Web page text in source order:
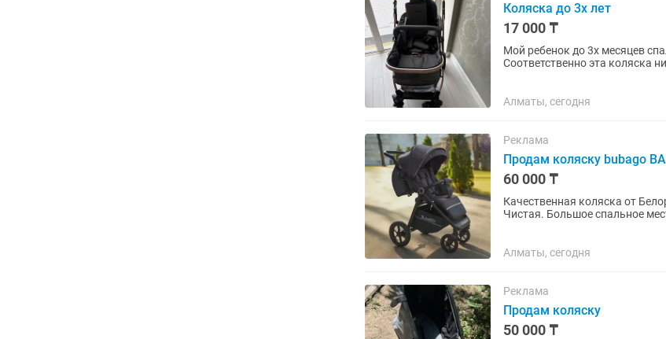
Коляска до 3х лет
17 000 ₸
Мой ребенок до 3х месяцев
Соответственно эта коляска
Алматы, сегодня
Реклама
Продам коляску bubago
60 000 ₸
Качественная коляска от Белорусского
Чистая. Большое спальное
Алматы, сегодня
Реклама
Продам коляску
50 000 ₸